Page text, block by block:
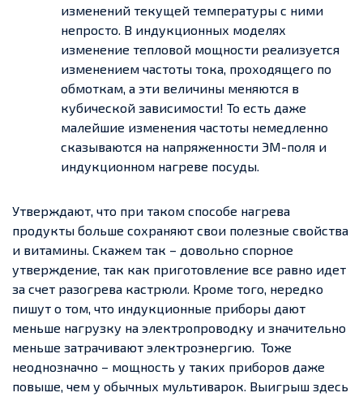
изменений текущей температуры с ними
непросто. В индукционных моделях
изменение тепловой мощности реализуется
изменением частоты тока, проходящего по
обмоткам, а эти величины меняются в
кубической зависимости! То есть даже
малейшие изменения частоты немедленно
сказываются на напряженности ЭМ-поля и
индукционном нагреве посуды.
Утверждают, что при таком способе нагрева
продукты больше сохраняют свои полезные свойства
и витамины. Скажем так – довольно спорное
утверждение, так как приготовление все равно идет
за счет разогрева кастрюли. Кроме того, нередко
пишут о том, что индукционные приборы дают
меньше нагрузку на электропроводку и значительно
меньше затрачивают электроэнергию. Тоже
неоднозначно – мощность у таких приборов даже
повыше, чем у обычных мультиварок. Выигрыш здесь